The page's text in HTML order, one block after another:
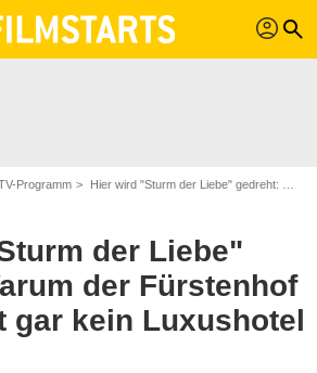
profil search
Programm Hier wird "Sturm der Liebe" gedreht: Warum der Fürstenhof in Wahrheit gar kein Luxushotel ist!
der Liebe"
der Fürstenhof
gar kein Luxushotel